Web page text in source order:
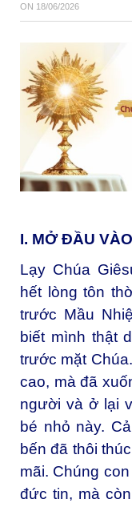
ON 18/06/2026
I. MỞ ĐẦU
Lạy Chúa
hết lòng tôn
trước Mầu
biết mình thật
trước mặt
cao, mà đã
người và ở lại
bé nhỏ này.
bến đã thôi
mãi. Chúng
đức tin, mà